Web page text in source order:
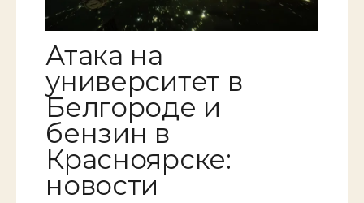
Атака на
университет в
Белгороде и
бензин в
Красноярске:
новости